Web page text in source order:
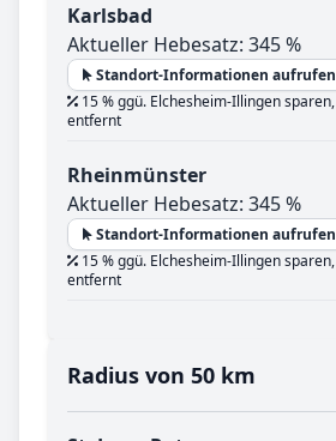
Karlsbad
Aktueller Hebesatz: 345 %
Standort-Informationen aufrufen
15 % ggü. Elchesheim-Illingen sparen,
entfernt
Rheinmünster
Aktueller Hebesatz: 345 %
Standort-Informationen aufrufen
15 % ggü. Elchesheim-Illingen sparen,
entfernt
Radius von 50 km